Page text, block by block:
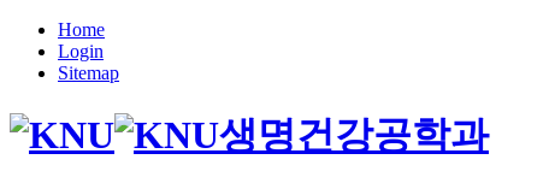
Home
Login
Sitemap
생명건강공학과